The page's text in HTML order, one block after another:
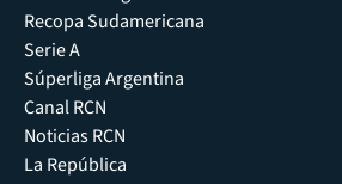
Recopa Sudamericana
Serie A
Súperliga Argentina
Canal RCN
Noticias RCN
La República